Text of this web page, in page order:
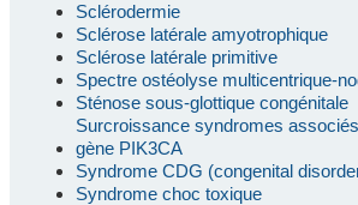
Sclérodermie
Sclérose latérale amyotrophique
Sclérose latérale primitive
Spectre ostéolyse multicentrique-
Sténose sous-glottique congénitale
Surcroissance syndromes
gène PIK3CA
Syndrome CDG (congenital
Syndrome choc toxique